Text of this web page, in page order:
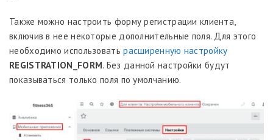
Также можно настроить форму регистрации клиента,
включив в нее некоторые дополнительные поля. Для этого
необходимо использоватьрасширенную настройку
REGISTRATION_FORM. Без данной настройки будут
показываться только поля по умолчанию.